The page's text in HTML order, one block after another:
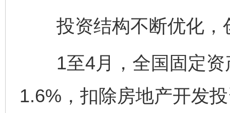
投资结构不断优化，
1至4月，全国固定资
1.6%，扣除房地产开发